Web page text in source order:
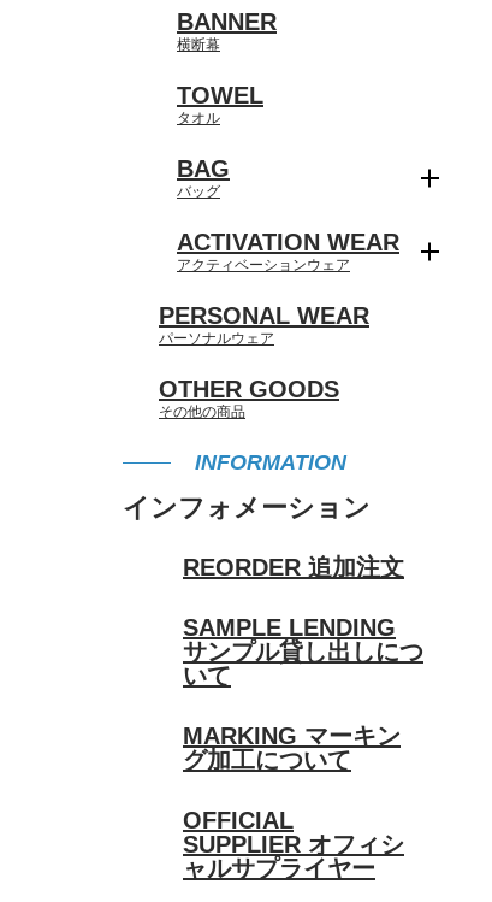
BANNER
横断幕
TOWEL
タオル
BAG
バッグ
ACTIVATION WEAR
アクティベーションウェア
PERSONAL WEAR
パーソナルウェア
OTHER GOODS
その他の商品
INFORMATION
インフォメーション
REORDER 追加注文
SAMPLE LENDING
サンプル貸し出しにつ
いて
MARKING マーキン
グ加工について
OFFICIAL
SUPPLIER オフィシ
ャルサプライヤー